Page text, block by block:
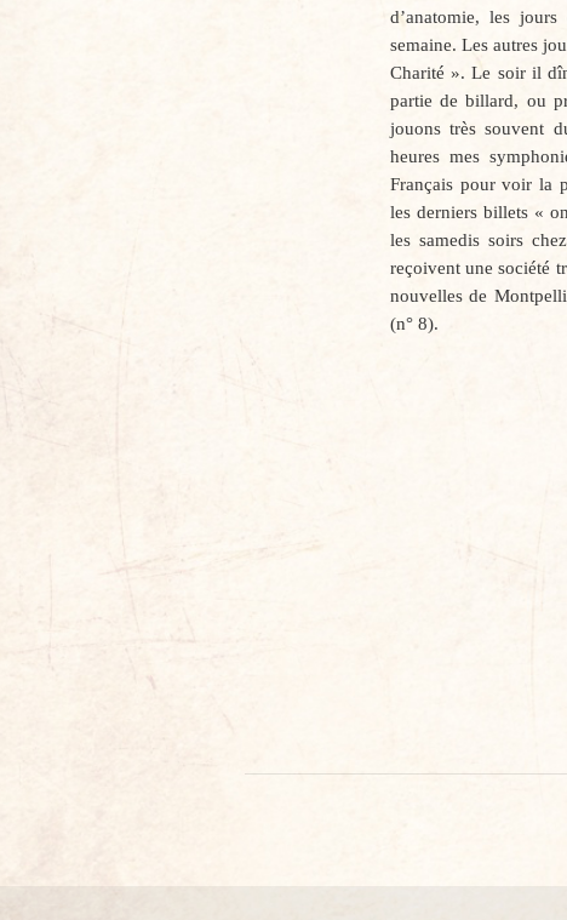
d’anatomie, les
semaine. Les autres
Charité ». Le soir il
partie de billard, ou
jouons très souvent
heures mes
Français pour voir la
les derniers billets «
les samedis soirs
reçoivent une société
nouvelles de
(n° 8).